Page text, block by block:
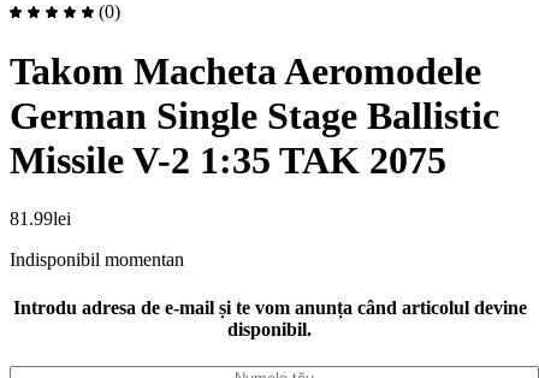
(0)
Takom Macheta Aeromodele
German Single Stage Ballistic
Missile V-2 1:35 TAK 2075
81.99lei
Indisponibil momentan
Introdu adresa de e-mail și te vom anunța când articolul devine
disponibil.